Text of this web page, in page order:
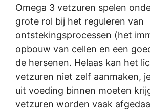
Omega 3 vetzuren spelen
grote rol bij het reguleren van
ontstekingsprocessen (het
opbouw van cellen en een
de hersenen. Helaas kan het
vetzuren niet zelf aanmaken,
uit voeding binnen moeten
vetzuren worden vaak